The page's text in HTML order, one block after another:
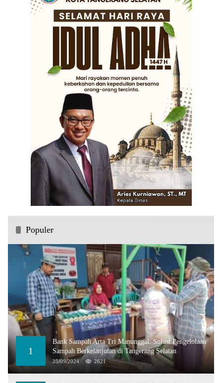
Populer
1
Bank Sampah Arta Tri Manunggal: Solusi Pengelolaan
Sampah Berkelanjutan di Tangerang Selatan
25/09/2024 2621